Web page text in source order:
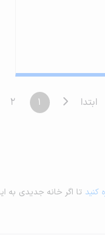
ابتدا 1
2
کنید تا اگر خانه جدیدی به